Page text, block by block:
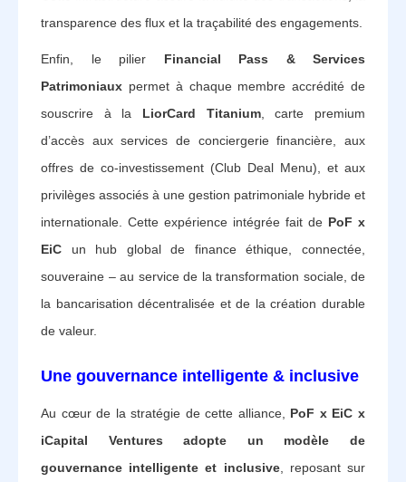
transparence des flux et la traçabilité des engagements.
Enfin, le pilier Financial Pass & Services
Patrimoniaux permet à chaque membre accrédité de
souscrire à la LiorCard Titanium, carte premium
d’accès aux services de conciergerie financière, aux
offres de co-investissement (Club Deal Menu), et aux
privilèges associés à une gestion patrimoniale hybride et
internationale. Cette expérience intégrée fait de PoF x
EiC un hub global de finance éthique, connectée,
souveraine – au service de la transformation sociale, de
la bancarisation décentralisée et de la création durable
de valeur.
Une gouvernance intelligente & inclusive
Au cœur de la stratégie de cette alliance, PoF x EiC x
iCapital Ventures adopte un modèle de
gouvernance intelligente et inclusive, reposant sur